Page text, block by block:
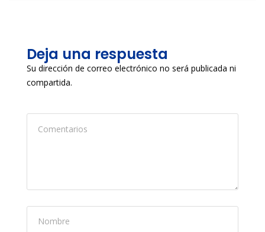
Deja una respuesta
Su dirección de correo electrónico no será publicada ni
compartida.